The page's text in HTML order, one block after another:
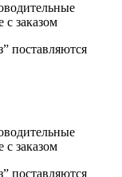
с заказом
поставляются
с заказом
поставляются